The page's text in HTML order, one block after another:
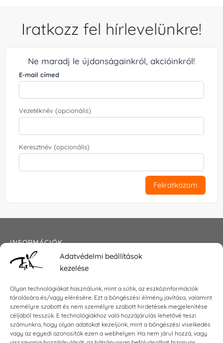
Adatvédelmi beállítások
kezelése
Olyan technológiákat használunk, mint a sütik, az eszközinformációk
tárolására és/vagy elérésére. Ezt a böngészési élmény javítása, valamint
személyre szabott és nem személyre szabott hirdetések megjelenítése
céljából tesszük. E technológiákhoz való hozzájárulás lehetővé teszi
számunkra, hogy olyan adatokat kezeljünk, mint a böngészési viselkedés
vagy az egyedi azonosítók ezen a webhelyen. Ha nem járul hozzá, vagy
Iratkozz fel hírlevelünkre!
Ne maradj le újdonságainkról, akcióinkról!
E-mail címed
Vezetéknév (opcionális)
Keresztnév (opcionális)
Feliratkozom
INFORMÁCIÓK
Általános szerződési feltételek
Impresszum
KAPCSOLAT